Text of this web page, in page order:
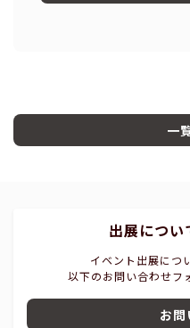
一
出展につい
イベント出展につ
以下のお問い合わせフ
お